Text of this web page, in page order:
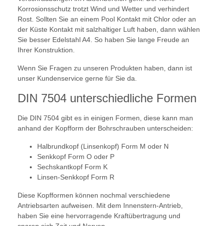
Korrosionsschutz trotzt Wind und Wetter und verhindert
Rost. Sollten Sie an einem Pool Kontakt mit Chlor oder an
der Küste Kontakt mit salzhaltiger Luft haben, dann wählen
Sie besser Edelstahl A4. So haben Sie lange Freude an
Ihrer Konstruktion.
Wenn Sie Fragen zu unseren Produkten haben, dann ist
unser Kundenservice gerne für Sie da.
DIN 7504 unterschiedliche Formen
Die DIN 7504 gibt es in einigen Formen, diese kann man
anhand der Kopfform der Bohrschrauben unterscheiden:
Halbrundkopf (Linsenkopf) Form M oder N
Senkkopf Form O oder P
Sechskantkopf Form K
Linsen-Senkkopf Form R
Diese Kopfformen können nochmal verschiedene
Antriebsarten aufweisen. Mit dem Innenstern-Antrieb,
haben Sie eine hervorragende Kraftübertragung und